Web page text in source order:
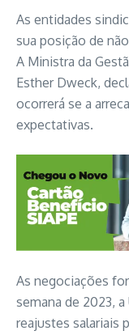
As entidades
sua posição de
A Ministra da
Esther Dweck,
ocorrerá se a
expectativas.
As negociações
semana de 2023,
reajustes salariais